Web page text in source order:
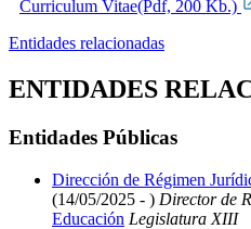
Curriculum Vitae(Pdf, 200 Kb.)
Entidades relacionadas
ENTIDADES
Entidades Públicas
Dirección de Régimen
(14/05/2025 - ) Director de
Educación Legislatura XIII